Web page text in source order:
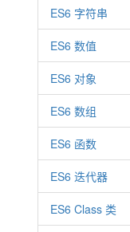
ES6 字符串
ES6 数值
ES6 对象
ES6 数组
ES6 函数
ES6 迭代器
ES6 Class 类